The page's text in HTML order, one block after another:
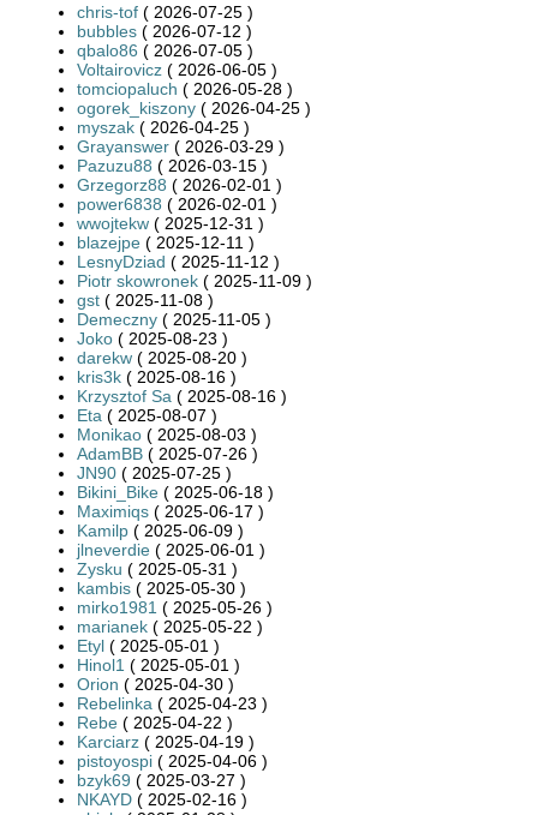
chris-tof ( 2026-07-25 )
bubbles ( 2026-07-12 )
qbalo86 ( 2026-07-05 )
Voltairovicz ( 2026-06-05 )
tomciopaluch ( 2026-05-28 )
ogorek_kiszony ( 2026-04-25 )
myszak ( 2026-04-25 )
Grayanswer ( 2026-03-29 )
Pazuzu88 ( 2026-03-15 )
Grzegorz88 ( 2026-02-01 )
power6838 ( 2026-02-01 )
wwojtekw ( 2025-12-31 )
blazejpe ( 2025-12-11 )
LesnyDziad ( 2025-11-12 )
Piotr skowronek ( 2025-11-09 )
gst ( 2025-11-08 )
Demeczny ( 2025-11-05 )
Joko ( 2025-08-23 )
darekw ( 2025-08-20 )
kris3k ( 2025-08-16 )
Krzysztof Sa ( 2025-08-16 )
Eta ( 2025-08-07 )
Monikao ( 2025-08-03 )
AdamBB ( 2025-07-26 )
JN90 ( 2025-07-25 )
Bikini_Bike ( 2025-06-18 )
Maximiqs ( 2025-06-17 )
Kamilp ( 2025-06-09 )
jlneverdie ( 2025-06-01 )
Zysku ( 2025-05-31 )
kambis ( 2025-05-30 )
mirko1981 ( 2025-05-26 )
marianek ( 2025-05-22 )
Etyl ( 2025-05-01 )
Hinol1 ( 2025-05-01 )
Orion ( 2025-04-30 )
Rebelinka ( 2025-04-23 )
Rebe ( 2025-04-22 )
Karciarz ( 2025-04-19 )
pistoyospi ( 2025-04-06 )
bzyk69 ( 2025-03-27 )
NKAYD ( 2025-02-16 )